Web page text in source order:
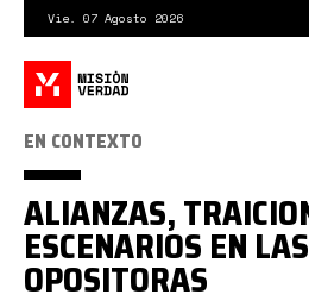
contenido
principal
Vie. 07 Agosto 2026
EN CONTEXTO
ALIANZAS,
ESCENARIOS EN
OPOSITORAS